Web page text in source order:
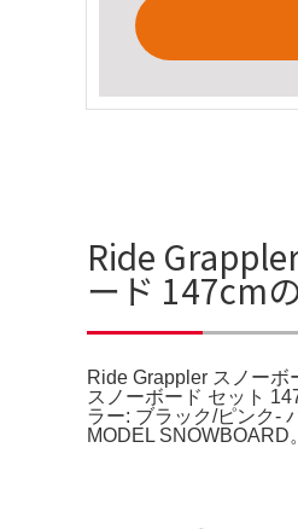
Ride
ード 147cm
Ride Grappler スノー
スノーボード セット
ラー: ブラック/ピンク-
MODEL